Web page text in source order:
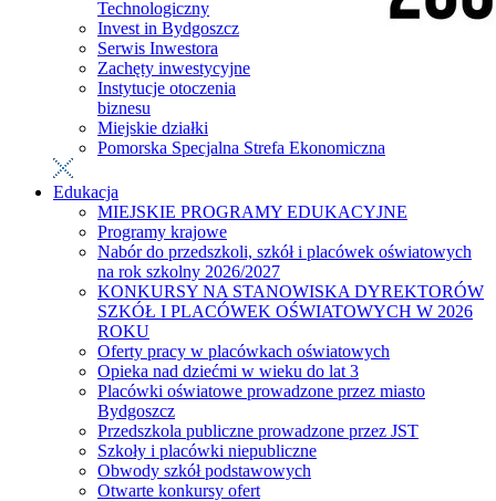
Technologiczny
Invest in Bydgoszcz
Serwis Inwestora
Zachęty inwestycyjne
Instytucje otoczenia
biznesu
Miejskie działki
Pomorska Specjalna Strefa Ekonomiczna
Edukacja
MIEJSKIE PROGRAMY EDUKACYJNE
Programy krajowe
Nabór do przedszkoli, szkół i placówek oświatowych
na rok szkolny 2026/2027
KONKURSY NA STANOWISKA DYREKTORÓW
SZKÓŁ I PLACÓWEK OŚWIATOWYCH W 2026
ROKU
Oferty pracy w placówkach oświatowych
Opieka nad dziećmi w wieku do lat 3
Placówki oświatowe prowadzone przez miasto
Bydgoszcz
Przedszkola publiczne prowadzone przez JST
Szkoły i placówki niepubliczne
Obwody szkół podstawowych
Otwarte konkursy ofert